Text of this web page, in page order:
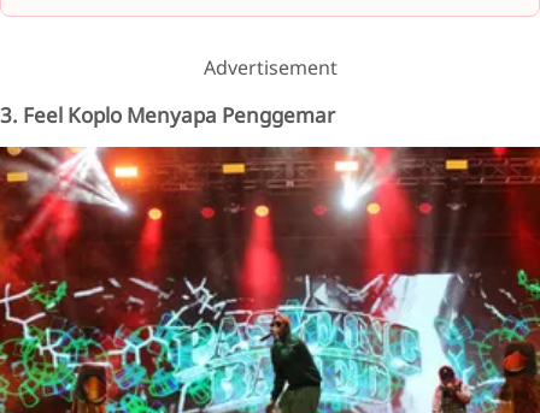
Advertisement
3. Feel Koplo Menyapa Penggemar